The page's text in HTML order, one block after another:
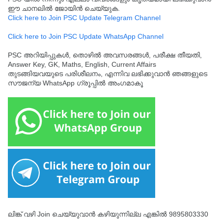
ഈ ചാനലിൽ ജോയിൻ ചെയ്യുക.
Click here to Join PSC Update Telegram Channel
Click here to Join PSC Update WhatsApp Channel
PSC അറിയിപ്പുകൾ, തൊഴിൽ അവസരങ്ങൾ, പരീക്ഷ തീയതി,
Answer Key, GK, Maths, English, Current Affairs
തുടങ്ങിയവയുടെ പരിശീലനം, എന്നിവ ലഭിക്കുവാൻ ഞങ്ങളുടെ
സൗജന്യ WhatsApp ഗ്രൂപ്പിൽ അംഗമാകൂ
ലിങ്ക് വഴി Join ചെയ്യുവാൻ കഴിയുന്നില്ല എങ്കിൽ 9895803330